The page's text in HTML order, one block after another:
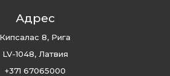
Адрес
Кипсалас 8, Рига
LV-1048, Латвия
+371 67065000